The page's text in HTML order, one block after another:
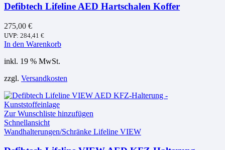
Defibtech Lifeline AED Hartschalen Koffer
275,00 €
UVP: 284,41 €
In den Warenkorb
inkl. 19 % MwSt.
zzgl. Versandkosten
Zur Wunschliste hinzufügen
Schnellansicht
Wandhalterungen/Schränke Lifeline VIEW